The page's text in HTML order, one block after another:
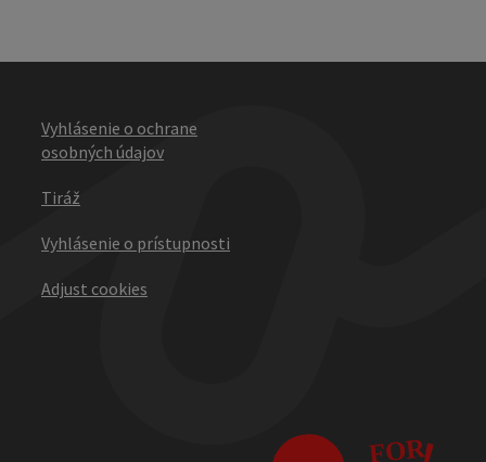
Vyhlásenie o ochrane
osobných údajov
Tiráž
Vyhlásenie o prístupnosti
Adjust cookies